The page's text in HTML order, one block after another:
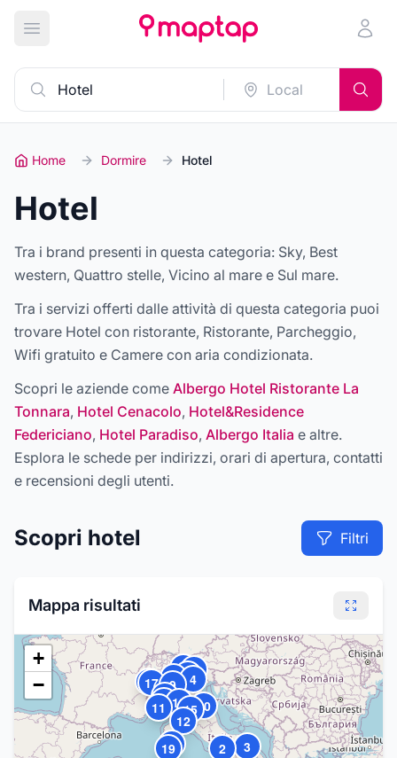
Apri menu principale
Home Dormire Hotel
Hotel
Tra i brand presenti in questa categoria: Sky, Best
western, Quattro stelle, Vicino al mare e Sul mare.
Tra i servizi offerti dalle attività di questa categoria puoi
trovare Hotel con ristorante, Ristorante, Parcheggio,
Wifi gratuito e Camere con aria condizionata.
Scopri le aziende come Albergo Hotel Ristorante La
Tonnara, Hotel Cenacolo, Hotel&Residence
Federiciano, Hotel Paradiso, Albergo Italia e altre.
Esplora le schede per indirizzi, orari di apertura, contatti
e recensioni degli utenti.
Scopri hotel Filtri
Mappa risultati
2 3
4
5
6
7
8
9
10
11
12
13
14
15
16
17
18
19
20
+
−